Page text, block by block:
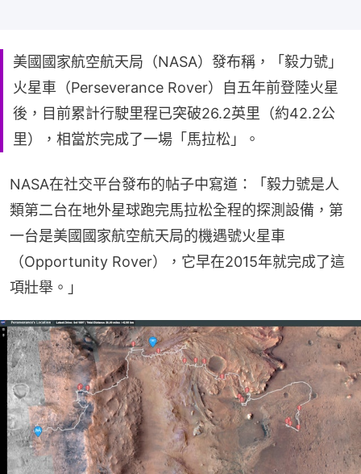
美國國家航空航天局（NASA）發布稱，「毅力號」
火星車（Perseverance Rover）自五年前登陸火星
後，目前累計行駛里程已突破26.2英里（約42.2公
里），相當於完成了一場「馬拉松」。
NASA在社交平台發布的帖子中寫道：「毅力號是人
類第二台在地外星球跑完馬拉松全程的探測設備，第
一台是美國國家航空航天局的機遇號火星車
（Opportunity Rover），它早在2015年就完成了這
項壯舉。」